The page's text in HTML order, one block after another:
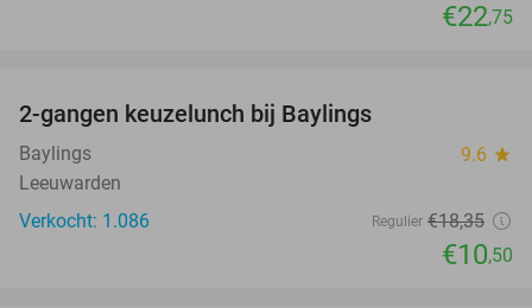
€22,75
2-gangen keuzelunch bij Baylings
Baylings 9.6 star
Leeuwarden
Verkocht: 1.086
Regulier €18,35
€10,50